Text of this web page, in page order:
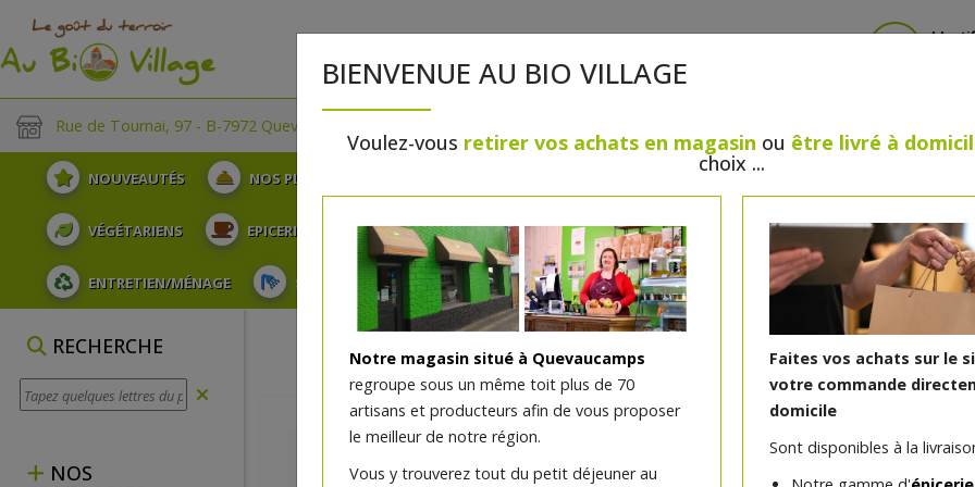
Rue de Tournai, 97 - B-7972 Quevaucamps
NOUVEAUTÉS NOS PLATEAUX
VÉGÉTARIENS EPICERIE PLATS TRAITEUR BOULANGERIE / PÂTISSERIE SANS GLUTEN, SANS
ENTRETIEN/MÉNAGE SOINS ET HYGIÈNE DU CORPS BEAUTÉ HUILES ESSENTIELLES MAISON
RECHERCHE
NOS
BIENVENUE AU BIO VILLAGE
Voulez-vous retirer vos achats en magasin ou être livré à
choix ...
Notre magasin situé à Quevaucamps
regroupe sous un même toit plus de 70
artisans et producteurs afin de vous proposer
le meilleur de notre région.
Vous y trouverez tout du petit déjeuner au
Faites vos achats sur le
votre commande
domicile
Sont disponibles à la
Rouleaux printaniers